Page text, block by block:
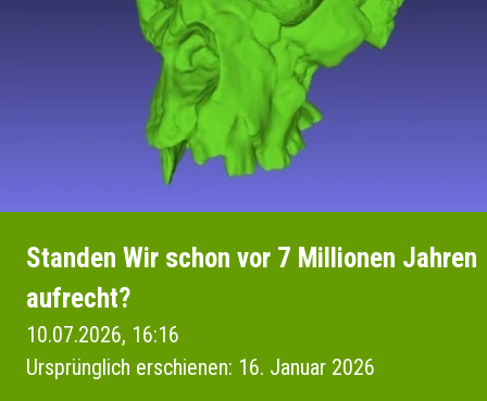
Standen Wir schon vor 7 Millionen Jahren
aufrecht?
10.07.2026, 16:16
Ursprünglich erschienen: 16. Januar 2026